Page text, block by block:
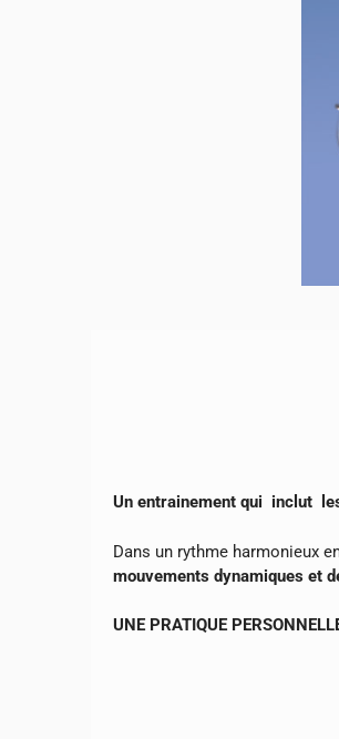
Un entrainement qui inclut
Dans un rythme harmonieux
mouvements dynamiques et
UNE PRATIQUE